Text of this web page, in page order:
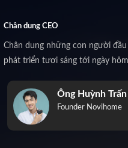
Chân dung CEO
Chân dung những con người
phát triển tươi sáng tới ngày
Ông Huỳnh
Founder Novihome